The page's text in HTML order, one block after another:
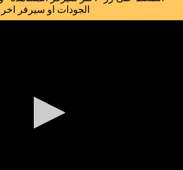
الجودات او سيرفر اخر